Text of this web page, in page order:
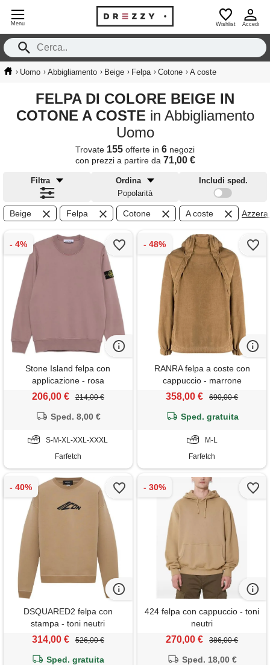
Menu Wishlist Accedi
› Uomo › Abbigliamento › Beige › Felpa › Cotone › A coste
FELPA DI COLORE BEIGE IN
COTONE A COSTE in Abbigliamento
Uomo
Trovate 155 offerte in 6 negozi
con prezzi a partire da 71,00 €
Filtra
Ordina
Popolarità
Includi sped.
Beige Felpa Cotone A coste Azzera
Stone Island felpa con
applicazione - rosa
206,00 € 214,00 €
Sped. 8,00 €
S-M-XL-XXL-XXXL
Farfetch
RANRA felpa a coste con
cappuccio - marrone
358,00 € 690,00 €
Sped. gratuita
M-L
Farfetch
DSQUARED2 felpa con
stampa - toni neutri
314,00 € 526,00 €
Sped. gratuita
424 felpa con cappuccio - toni
neutri
270,00 € 386,00 €
Sped. 18,00 €